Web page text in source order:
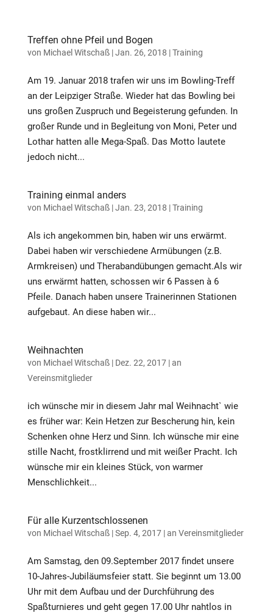
Treffen ohne Pfeil und Bogen
von Michael Witschaß|Jan. 26, 2018 |Training
Am 19. Januar 2018 trafen wir uns im Bowling-Treff
an der Leipziger Straße. Wieder hat das Bowling bei
uns großen Zuspruch und Begeisterung gefunden. In
großer Runde und in Begleitung von Moni, Peter und
Lothar hatten alle Mega-Spaß. Das Motto lautete
jedoch nicht...
Training einmal anders
von Michael Witschaß|Jan. 23, 2018 |Training
Als ich angekommen bin, haben wir uns erwärmt.
Dabei haben wir verschiedene Armübungen (z.B.
Armkreisen) und Therabandübungen gemacht.Als wir
uns erwärmt hatten, schossen wir 6 Passen à 6
Pfeile. Danach haben unsere Trainerinnen Stationen
aufgebaut. An diese haben wir...
Weihnachten
von Michael Witschaß| Dez. 22, 2017|an
Vereinsmitglieder
ich wünsche mir in diesem Jahr mal Weihnacht` wie
es früher war: Kein Hetzen zur Bescherung hin, kein
Schenken ohne Herz und Sinn. Ich wünsche mir eine
stille Nacht, frostklirrend und mit weißer Pracht. Ich
wünsche mir ein kleines Stück, von warmer
Menschlichkeit...
Für alle Kurzentschlossenen
von Michael Witschaß|Sep. 4, 2017|an Vereinsmitglieder
Am Samstag, den 09.September 2017 findet unsere
10-Jahres-Jubiläumsfeier statt. Sie beginnt um 13.00
Uhr mit dem Aufbau und der Durchführung des
Spaßturnieres und geht gegen 17.00 Uhr nahtlos in